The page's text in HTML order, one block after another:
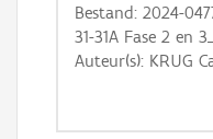
Bestand: 2024-
31-31A Fase 2 en
Auteur(s): KRUG